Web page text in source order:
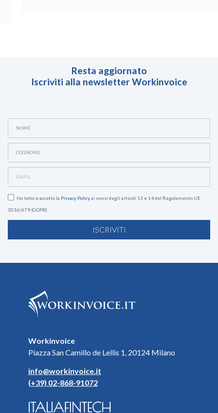
Resta aggiornato
Iscriviti alla newsletter Workinvoice
Ho letto e accetto la Privacy Policyai sensi degli articoli 13 e 14 del Regolamento UE
2016/679 (GDPR)
ISCRIVITI
Workinvoice
Piazza San Camillo de Lellis 1, 20124 Milano
info@workinvoice.it
(+39) 02-868-91072